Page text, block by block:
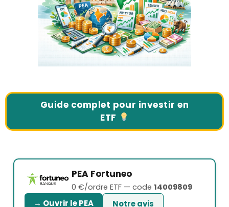
Guide complet pour investir en
ETF
PEA Fortuneo
0 €/ordre ETF — code 14009809
→ Ouvrir le PEA Notre avis